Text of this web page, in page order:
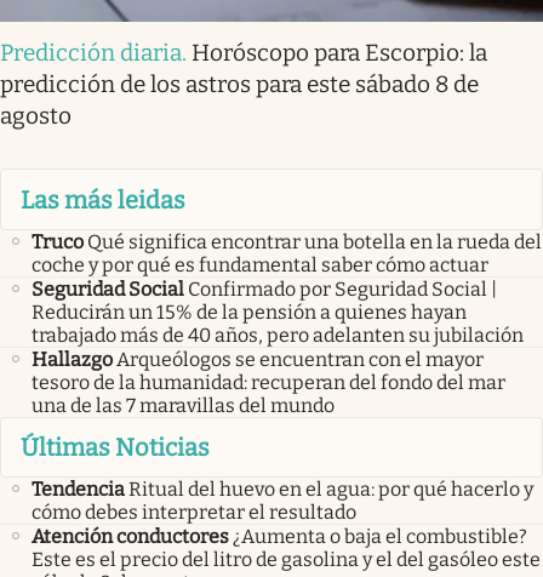
Predicción diaria. Horóscopo para Escorpio: la
predicción de los astros para este sábado 8 de
agosto
Las más leidas
Truco Qué significa encontrar una botella en la rueda del
coche y por qué es fundamental saber cómo actuar
Seguridad Social Confirmado por Seguridad Social |
Reducirán un 15% de la pensión a quienes hayan
trabajado más de 40 años, pero adelanten su jubilación
HallazgoArqueólogos se encuentran con el mayor
tesoro de la humanidad: recuperan del fondo del mar
una de las 7 maravillas del mundo
Últimas Noticias
TendenciaRitual del huevo en el agua: por qué hacerlo y
cómo debes interpretar el resultado
Atención conductores¿Aumenta o baja el combustible?
Este es el precio del litro de gasolina y el del gasóleo este